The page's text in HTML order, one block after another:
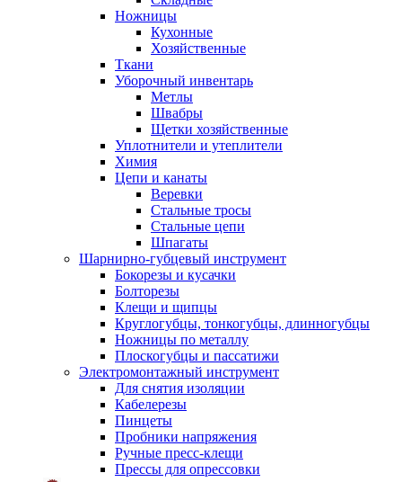
Ножницы
Кухонные
Хозяйственные
Ткани
Уборочный инвентарь
Метлы
Швабры
Щетки хозяйственные
Уплотнители и утеплители
Химия
Цепи и канаты
Веревки
Стальные тросы
Стальные цепи
Шпагаты
Шарнирно-губцевый инструмент
Бокорезы и кусачки
Болторезы
Клещи и щипцы
Круглогубцы, тонкогубцы, длинногубцы
Ножницы по металлу
Плоскогубцы и пассатижи
Электромонтажный инструмент
Для снятия изоляции
Кабелерезы
Пинцеты
Пробники напряжения
Ручные пресс-клещи
Прессы для опрессовки